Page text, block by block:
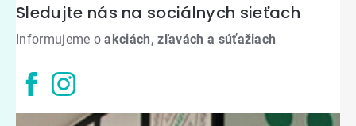
Sledujte nás na sociálnych sieťach
Informujeme oakciách, zľavách a súťažiach